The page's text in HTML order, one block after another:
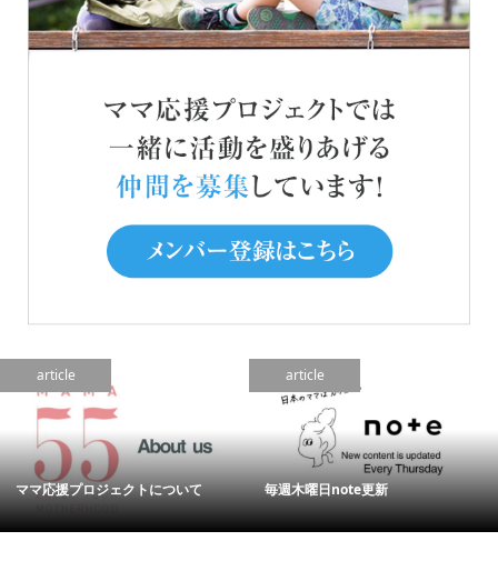
article
ママ応援プロジェクトについて
article
毎週木曜日note更新